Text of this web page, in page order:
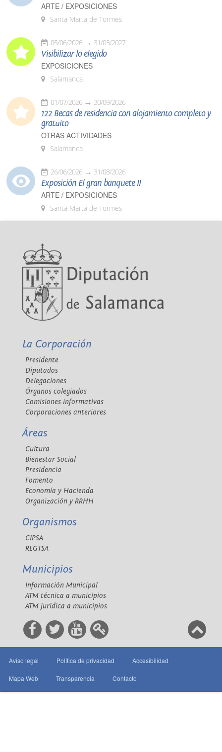
ARTE / EXPOSICIONES
Santa Marta de Tormes
05/06/2026 31/03/2027
Visibilizar lo elegido
EXPOSICIONES
Salamanca
01/07/2026 30/09/2026
122 Becas de residencia con alojamiento completo y
gratuito
OTRAS ACTIVIDADES
Salamanca
26/06/2026 31/08/2026
Exposición El gran banquete II
ARTE / EXPOSICIONES
Santa Marta de Tormes
La Corporación
Presidente
Diputados
Delegaciones
Órganos colegiados
Comisiones informativas
Corporaciones anteriores
Áreas
Cultura
Bienestar Social
Presidencia
Fomento
Economía y Hacienda
Organización y RRHH
Organismos
CIPSA
REGTSA
Municipios
Información Municipal
ATM técnica a municipios
ATM jurídica a municipios
Aviso legal Política de privacidad Accesibilidad
Mapa Web Transparencia Contacto